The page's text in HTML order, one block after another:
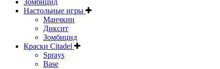
Зомбицид
Настольные игры
Манчкин
Диксит
Зомбицид
Краски Citadel
Sprays
Base